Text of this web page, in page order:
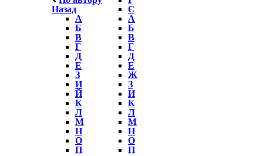
Назад
А
Б
В
Г
Д
Е
З
И
Й
К
Л
М
Н
О
П
Є
А
Б
В
Г
Д
Е
Ж
З
И
К
Л
М
Н
О
П